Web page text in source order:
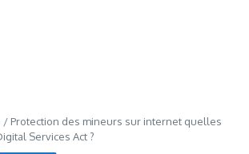
/ Protection des mineurs sur internet quelles
Services Act ?